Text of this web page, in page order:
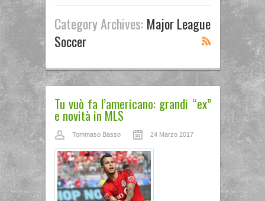
Category Archives: Major League
Soccer
Tu vuò fa l’americano: grandi “ex”
e novità in MLS
Tommaso Basso 24 Marzo 2017